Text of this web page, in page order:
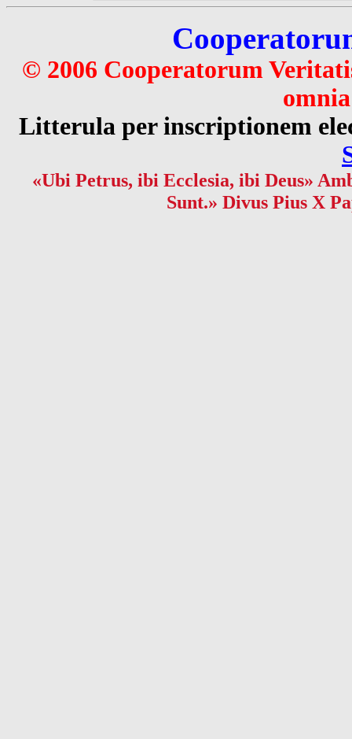
© 2006 Cooperatorum
Litterula per inscriptionem
«Ubi Petrus, ibi Ecclesia, ibi Deus»
Sunt.» Divus Pius X